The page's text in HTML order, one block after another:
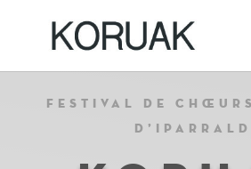
FESTIVAL DECHŒURS